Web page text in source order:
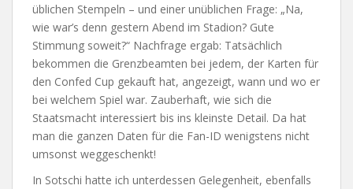
üblichen Stempeln – und einer unüblichen Frage: „Na,
wie war’s denn gestern Abend im Stadion? Gute
Stimmung soweit?“ Nachfrage ergab: Tatsächlich
bekommen die Grenzbeamten bei jedem, der Karten für
den Confed Cup gekauft hat, angezeigt, wann und wo er
bei welchem Spiel war. Zauberhaft, wie sich die
Staatsmacht interessiert bis ins kleinste Detail. Da hat
man die ganzen Daten für die Fan-ID wenigstens nicht
umsonst weggeschenkt!
In Sotschi hatte ich unterdessen Gelegenheit, ebenfalls